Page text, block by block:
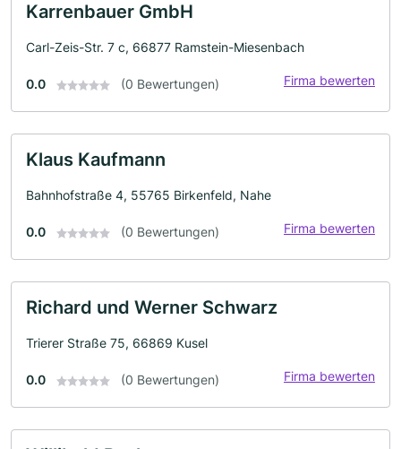
Karrenbauer GmbH
Carl-Zeis-Str. 7 c, 66877 Ramstein-Miesenbach
0.0 (0 Bewertungen) Firma bewerten
Klaus Kaufmann
Bahnhofstraße 4, 55765 Birkenfeld, Nahe
0.0 (0 Bewertungen) Firma bewerten
Richard und Werner Schwarz
Trierer Straße 75, 66869 Kusel
0.0 (0 Bewertungen) Firma bewerten